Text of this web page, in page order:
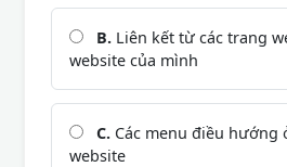
B. Liên kết từ các trang
website của mình
C. Các menu điều hướng
website